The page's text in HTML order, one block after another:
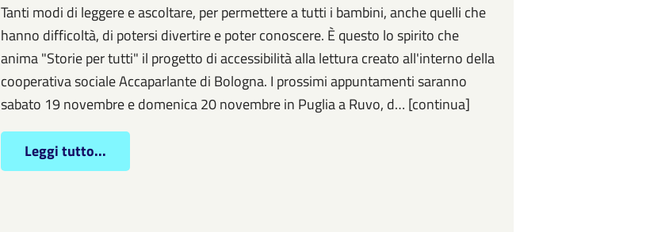
Tanti modi di leggere e ascoltare, per permettere a tutti i bambini, anche quelli che
hanno difficoltà, di potersi divertire e poter conoscere. È questo lo spirito che
anima "Storie per tutti" il progetto di accessibilità alla lettura creato all'interno della
cooperativa sociale Accaparlante di Bologna. I prossimi appuntamenti saranno
sabato 19 novembre e domenica 20 novembre in Puglia a Ruvo, d… [continua]
Leggi tutto...